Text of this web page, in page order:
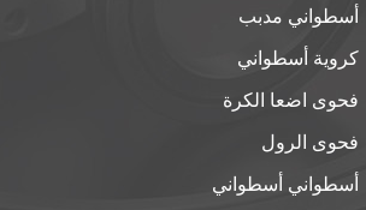
أسطواني مدبب
كروية أسطواني
فحوى اضعا الكرة
فحوى الرول
أسطواني أسطواني